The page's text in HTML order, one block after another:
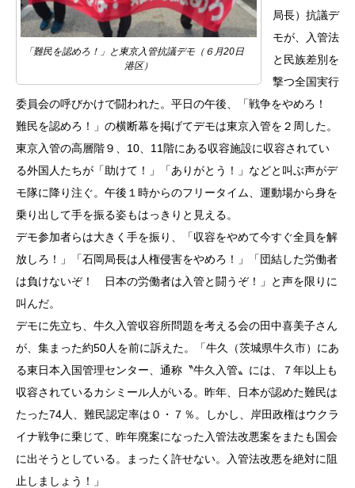
「難民を認めろ！」と東京入管抗議デモ（６月20日
港区）
局長）抗議デ
モが、入管法
と民族差別を
撃つ全国実行
委員会の呼びかけで闘われた。平日の午後、「戦争をやめろ！
難民を認めろ！」の横断幕を掲げてデモは東京入管を２周した。
東京入管の高層階９、10、11階にある収容施設に収容されてい
る外国人たちが「助けて！」「ありがとう！」などと叫ぶ声がデ
モ隊に降り注ぐ。午後１時からのフリータイム、運動場から身を
乗り出して手を振る姿もはっきりと見える。
デモ参加者らは大きく手を振り、「収容をやめて今すぐ全員を解
放しろ！」「石岡局長は人権侵害をやめろ！」「団結した労働者
は負けないぞ！ 日本の労働者は入管と闘うぞ！」と声を限りに
叫んだ。
デモに先立ち、牛久入管収容所問題を考える会の田中喜美子さん
が、集まった約50人を前に訴えた。「牛久（茨城県牛久市）にあ
る東日本入国管理センター、通称〝牛久入管〟には、７年以上も
収容されているカシミール人がいる。昨年、日本が認めた難民は
たった74人、難民認定率は０・７％。しかし、岸田政権はウクラ
イナ戦争に乗じて、昨年廃案になった入管法改悪案をまたも国会
に出そうとしている。まったく許せない。入管法改悪を絶対に阻
止しましょう！」